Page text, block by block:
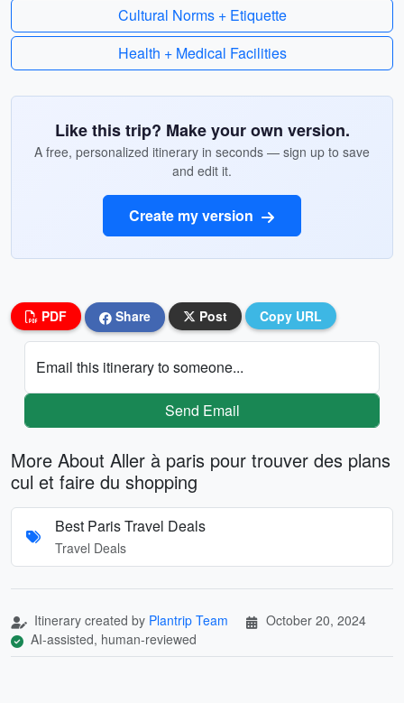
Cultural Norms + Etiquette
Health + Medical Facilities
Like this trip? Make your own version.
A free, personalized itinerary in seconds — sign up to save
and edit it.
Create my version
PDF Share Post Copy URL
Email this itinerary to someone...
Send Email
More About Aller à paris pour trouver des plans
cul et faire du shopping
Best Paris Travel Deals
Travel Deals
Itinerary created by Plantrip Team
October 20, 2024
AI-assisted, human-reviewed